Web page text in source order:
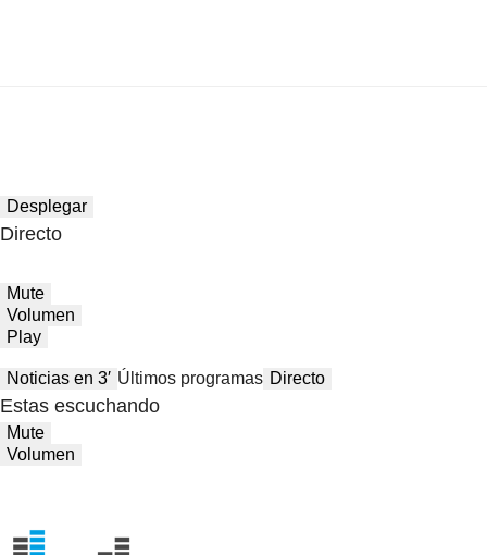
Desplegar
Directo
Mute
Volumen
Play
Noticias en 3′ Últimos programas Directo
Estas escuchando
Mute
Volumen